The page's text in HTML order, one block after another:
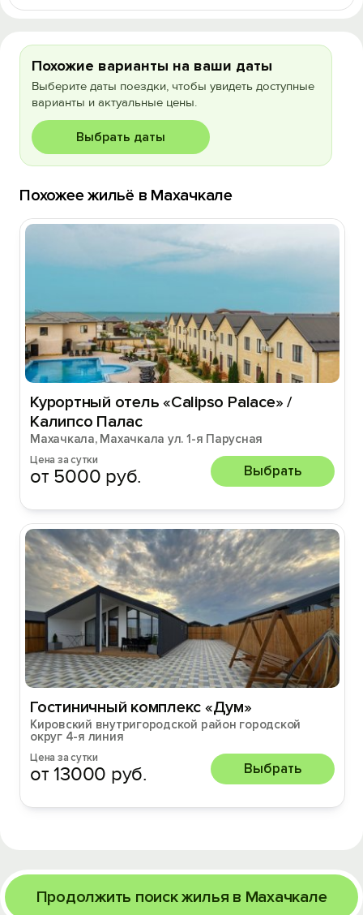
Похожие варианты на ваши даты
Выберите даты поездки, чтобы увидеть доступные
варианты и актуальные цены.
Выбрать даты
Похожее жильё в Махачкале
Курортный отель «Calipso Palace» /
Калипсо Палас
Махачкала, Махачкала ул. 1-я Парусная
Цена за сутки
от 5000 руб. Выбрать
Гостиничный комплекс «Дум»
Кировский внутригородской район городской
округ 4-я линия
Цена за сутки
от 13000 руб. Выбрать
Продолжить поиск жилья в Махачкале